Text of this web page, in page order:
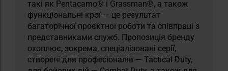
такі як Pentacamo® і Grassman®, а також
функціональні крої — це результат
багаторічної проєктної роботи та співпраці з
представниками служб. Пропозиція бренду
охоплює, зокрема, спеціалізовані серії,
створені для професіоналів — Tactical Duty,